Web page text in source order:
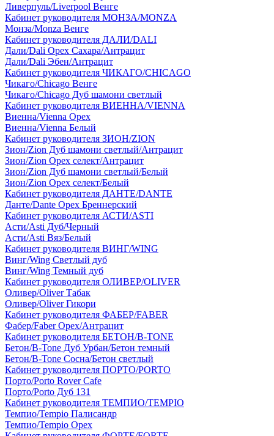
Ливерпуль/Liverpool Венге
Кабинет руководителя МОНЗА/MONZA
Монза/Monza Венге
Кабинет руководителя ДАЛИ/DALI
Дали/Dali Орех Cахара/Антрацит
Дали/Dali Эбен/Антрацит
Кабинет руководителя ЧИКАГО/CHICAGO
Чикаго/Chicago Венге
Чикаго/Chicago Дуб шамони светлый
Кабинет руководителя ВИЕННА/VIENNA
Виенна/Vienna Орех
Виенна/Vienna Белый
Кабинет руководителя ЗИОН/ZION
Зион/Zion Дуб шамони светлый/Антрацит
Зион/Zion Орех селект/Антрацит
Зион/Zion Дуб шамони светлый/Белый
Зион/Zion Орех селект/Белый
Кабинет руководителя ДАНТЕ/DANTE
Данте/Dante Орех Бреннерский
Кабинет руководителя АСТИ/ASTI
Асти/Asti Дуб/Черный
Асти/Asti Вяз/Белый
Кабинет руководителя ВИНГ/WING
Винг/Wing Светлый дуб
Винг/Wing Темный дуб
Кабинет руководителя ОЛИВЕР/OLIVER
Оливер/Oliver Табак
Оливер/Oliver Гикори
Кабинет руководителя ФАБЕР/FABER
Фабер/Faber Орех/Антрацит
Кабинет руководителя БЕТОН/B-TONE
Бетон/B-Tone Дуб Урбан/Бетон темный
Бетон/B-Tone Сосна/Бетон светлый
Кабинет руководителя ПОРТО/PORTO
Порто/Porto Rover Cafe
Порто/Porto Дуб 131
Кабинет руководителя ТЕМПИО/TEMPIO
Темпио/Tempio Палисандр
Темпио/Tempio Орех